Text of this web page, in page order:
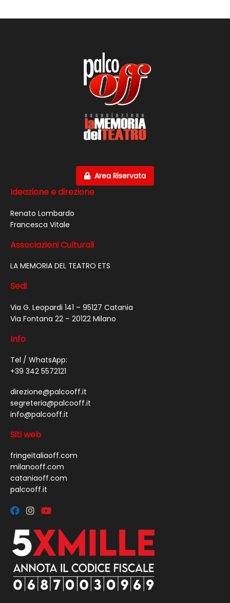
Area Riservata
Ideazione e direzione
Renato Lombardo
Francesca Vitale
Associazioni Culturali
LA MEMORIA DEL TEATRO ETS
Sedi
Via G. Leopardi 141 – 95127 Catania
Via Fontana 22 – 20122 Milano
Info
Tel / WhatsApp:
+39 342 5572121
direzione@palcooff.it
segreteria@palcooff.it
info@palcooff.it
Siti web
fringeitaliaoff.com
milanooff.com
cataniaoff.com
palcooff.it